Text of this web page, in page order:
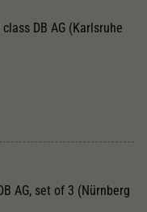
DB AG (Karlsruhe
AG, set of 3 (Nürnberg